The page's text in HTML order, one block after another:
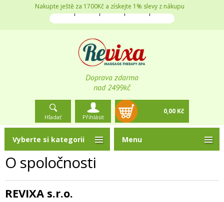
Doprava zdarma
nad 2499kč
Nakupte ještě za 1700Kč a získejte 1% slevy z nákupu
Hľadať Přihlásit
0,00 Kč
O spoločnosti
REVIXA s.r.o.
Vyberte si kategorii Menu